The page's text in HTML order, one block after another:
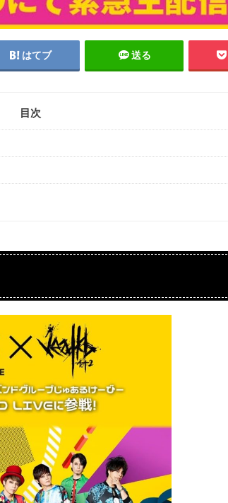
はてブ 送る
目次